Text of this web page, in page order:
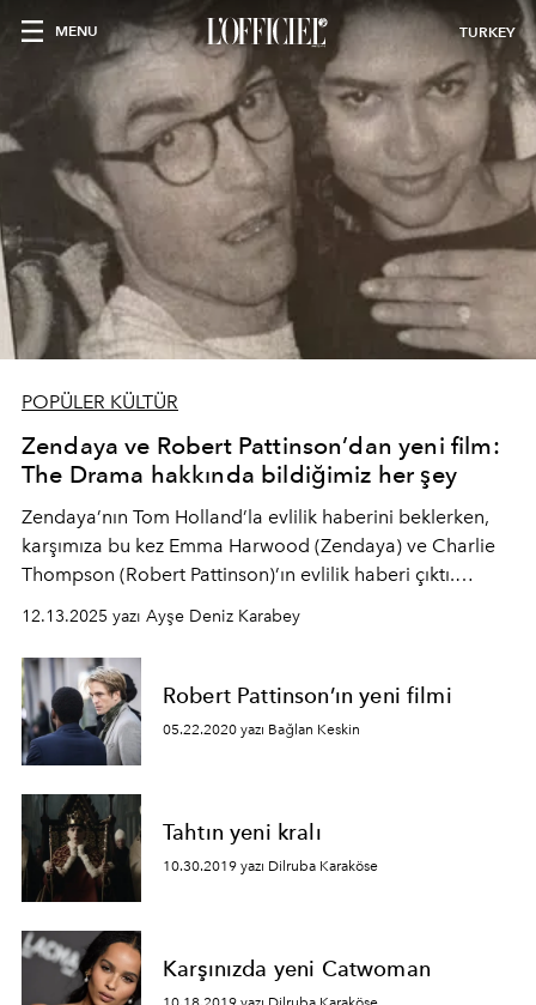
MENU TURKEY
POPÜLER KÜLTÜR
Zendaya ve Robert Pattinson’dan yeni film:
The Drama hakkında bildiğimiz her şey
Zendaya’nın Tom Holland’la evlilik haberini beklerken,
karşımıza bu kez Emma Harwood (Zendaya) ve Charlie
Thompson (Robert Pattinson)’ın evlilik haberi çıktı.
Elbette gerçek hayatta değil, A24 imzalı yeni film The
Drama’da!
12.13.2025 yazı Ayşe Deniz Karabey
Robert Pattinson’ın yeni filmi
05.22.2020 yazı Bağlan Keskin
Tahtın yeni kralı
10.30.2019 yazı Dilruba Karaköse
Karşınızda yeni Catwoman